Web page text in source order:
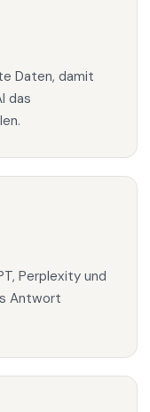
Daten, damit
das
Perplexity und
Antwort